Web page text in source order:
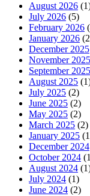
August 2026
July 2026 (5)
February 2026
January 2026
December 2025
November 2025
September 2025
August 2025
July 2025 (2)
June 2025 (2)
May 2025 (2)
March 2025 (2)
January 2025
December 2024
October 2024
August 2024
July 2024 (1)
June 2024 (2)